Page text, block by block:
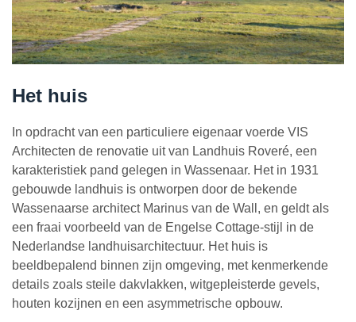
Het huis
In opdracht van een particuliere eigenaar voerde VIS
Architecten de renovatie uit van Landhuis Roveré, een
karakteristiek pand gelegen in Wassenaar. Het in 1931
gebouwde landhuis is ontworpen door de bekende
Wassenaarse architect Marinus van de Wall, en geldt als
een fraai voorbeeld van de Engelse Cottage-stijl in de
Nederlandse landhuisarchitectuur. Het huis is
beeldbepalend binnen zijn omgeving, met kenmerkende
details zoals steile dakvlakken, witgepleisterde gevels,
houten kozijnen en een asymmetrische opbouw.